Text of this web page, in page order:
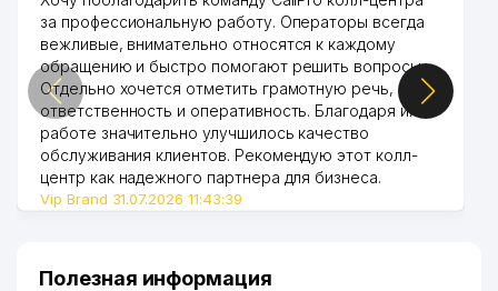
за профессиональную работу. Операторы всегда
вежливые, внимательно относятся к каждому
обращению и быстро помогают решить вопросы.
Отдельно хочется отметить грамотную речь,
ответственность и оперативность. Благодаря их
работе значительно улучшилось качество
обслуживания клиентов. Рекомендую этот колл-
центр как надежного партнера для бизнеса.
Vip Brand 31.07.2026 11:43:39
Полезная информация